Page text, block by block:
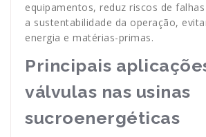
equipamentos, reduz riscos de
a sustentabilidade da operação,
energia e matérias-primas.
Principais
válvulas nas usinas
sucroenergéticas